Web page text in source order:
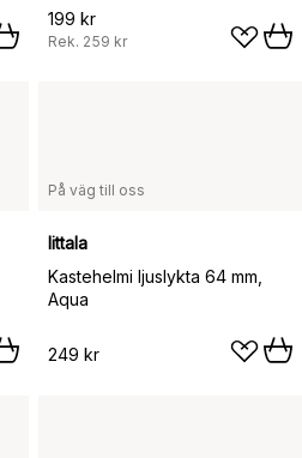
199 kr
Rek. 259 kr
På väg till oss
Iittala
Kastehelmi ljuslykta 64 mm,
Aqua
249 kr